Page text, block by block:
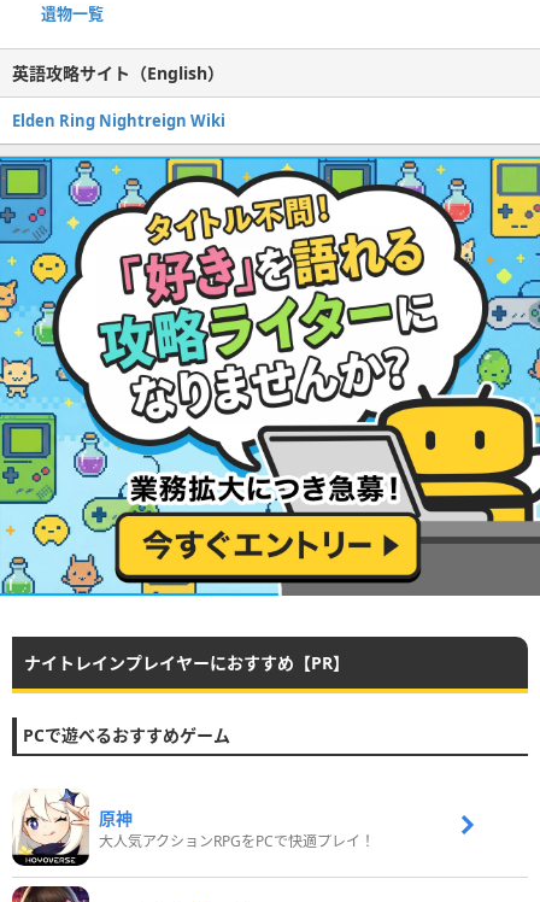
遺物一覧
英語攻略サイト（English）
Elden Ring Nightreign Wiki
ナイトレインプレイヤーにおすすめ【PR】
PCで遊べるおすすめゲーム
原神
大人気アクションRPGをPCで快適プレイ！